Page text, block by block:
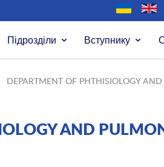
Підрозділи Вступнику
DEPARTMENT OF PHTHISIOLOGY
AND